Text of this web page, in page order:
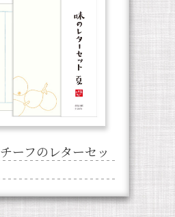
ーフのレターセッ